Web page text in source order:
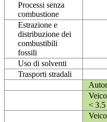
Processi senza
combustione
Estrazione e
distribuzione dei
combustibili
fossili
Uso di solventi
Trasporti stradali
< 3.5